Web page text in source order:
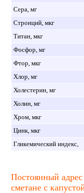
Сера, мг
Стронций, мкг
Титан, мкг
Фосфор, мг
Фтор, мкг
Хлор, мг
Холестерин, мг
Холин, мг
Хром, мкг
Цинк, мкг
Гликемический индекс,
Постоянный
сметане с